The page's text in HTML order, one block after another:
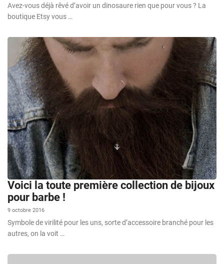
Avez-vous déjà rêvé d’avoir un dinosaure rien que pour vous ? La
boutique Etsy vous …
Voici la toute première collection de bijoux
pour barbe !
9 octobre 2016
Symbole de virilité pour les uns, sorte d’accessoire branché pour les
autres, on la voit …